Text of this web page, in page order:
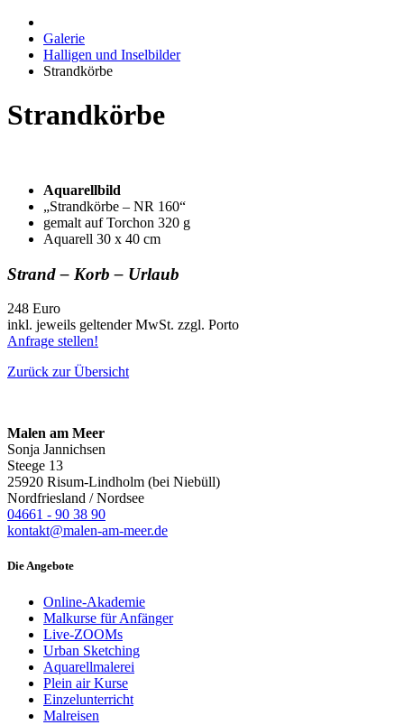
Galerie
Halligen und Inselbilder
Strandkörbe
Strandkörbe
Aquarellbild
„Strandkörbe – NR 160“
gemalt auf Torchon 320 g
Aquarell 30 x 40 cm
Strand – Korb – Urlaub
248 Euro
inkl. jeweils geltender MwSt. zzgl. Porto
Anfrage stellen!
Zurück zur Übersicht
Malen am Meer
Sonja Jannichsen
Steege 13
25920 Risum-Lindholm (bei Niebüll)
Nordfriesland / Nordsee
04661 - 90 38 90
kontakt@malen-am-meer.de
Die Angebote
Online-Akademie
Malkurse für Anfänger
Live-ZOOMs
Urban Sketching
Aquarellmalerei
Plein air Kurse
Einzelunterricht
Malreisen